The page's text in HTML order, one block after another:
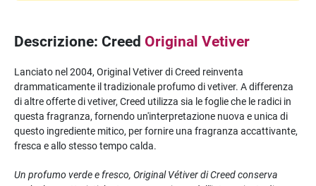
Descrizione: Creed Original Vetiver
Lanciato nel 2004, Original Vetiver di Creed reinventa
drammaticamente il tradizionale profumo di vetiver. A differenza
di altre offerte di vetiver, Creed utilizza sia le foglie che le radici in
questa fragranza, fornendo un'interpretazione nuova e unica di
questo ingrediente mitico, per fornire una fragranza accattivante,
fresca e allo stesso tempo calda.
Un profumo verde e fresco, Original Vétiver di Creed conserva